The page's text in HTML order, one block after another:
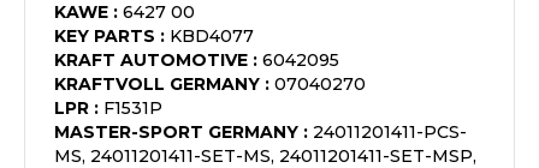
KAWE : 6427 00
KEY PARTS : KBD4077
KRAFT AUTOMOTIVE : 6042095
KRAFTVOLL GERMANY : 07040270
LPR : F1531P
MASTER-SPORT GERMANY : 24011201411-PCS-
MS, 24011201411-SET-MS, 24011201411-SET-MSP,